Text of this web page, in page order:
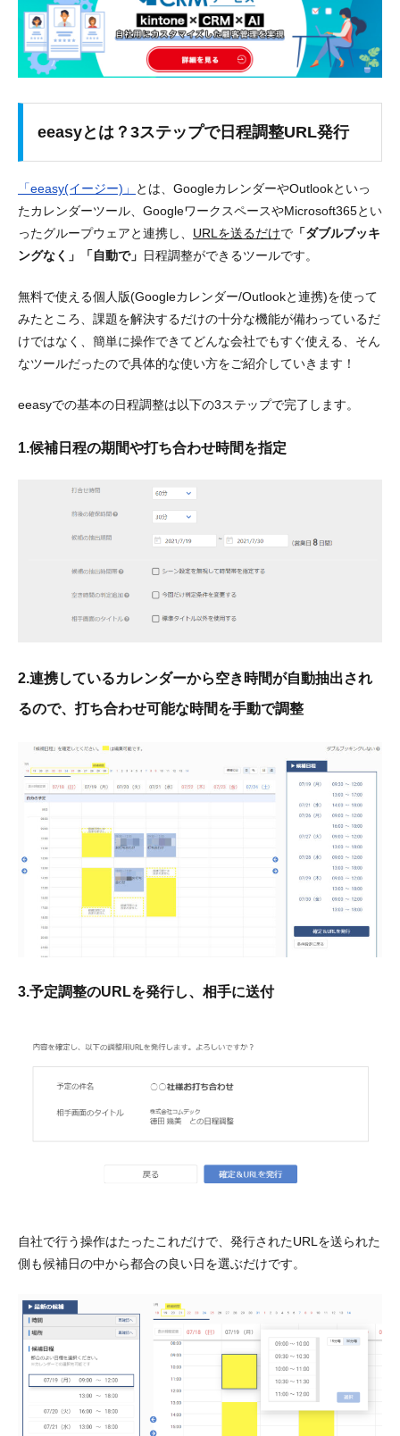
eeasyとは？3ステップで日程調整URL発行
「eeasy(イージー)」
とは、GoogleカレンダーやOutlookといっ
たカレンダーツール、GoogleワークスペースやMicrosoft365とい
ったグループウェアと連携し、 URLを送るだけで 「ダブルブッキ
ングなく」「自動で」 日程調整ができるツールです。
無料で使える個人版(Googleカレンダー/Outlookと連携)を使って
みたところ、課題を解決するだけの十分な機能が備わっているだ
けではなく、簡単に操作できてどんな会社でもすぐ使える、そん
なツールだったので具体的な使い方をご紹介していきます！
eeasyでの基本の日程調整は以下の3ステップで完了します。
1.候補日程の期間や打ち合わせ時間を指定
2.連携しているカレンダーから空き時間が自動抽出され
るので、打ち合わせ可能な時間を手動で調整
3.予定調整のURLを発行し、相手に送付
自社で行う操作はたったこれだけで、発行されたURLを送られた
側も候補日の中から都合の良い日を選ぶだけです。